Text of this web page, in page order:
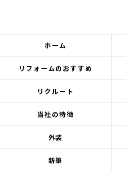
ホーム
リフォームのおすすめ
リクルート
当社の特徴
外装
新築